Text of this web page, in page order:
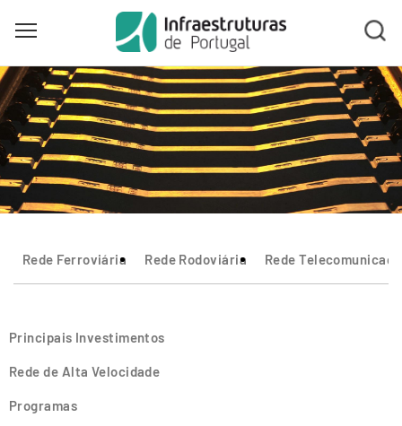
Skip
to
main
content
Toggle main menu visibility
Rede Ferroviária Rede Rodoviária Rede
Principais Investimentos
Rede de Alta Velocidade
Programas